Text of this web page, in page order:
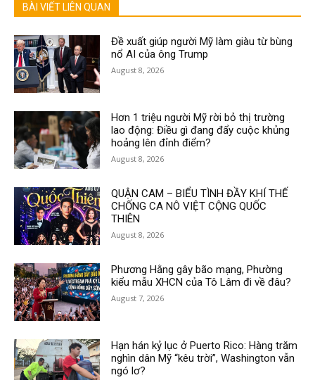
BÀI VIẾT LIÊN QUAN
Đề xuất giúp người Mỹ làm giàu từ bùng
nổ AI của ông Trump
August 8, 2026
Hơn 1 triệu người Mỹ rời bỏ thị trường
lao động: Điều gì đang đẩy cuộc khủng
hoảng lên đỉnh điểm?
August 8, 2026
QUẬN CAM – BIỂU TÌNH ĐẦY KHÍ THẾ
CHỐNG CA NÔ VIỆT CỘNG QUỐC
THIÊN
August 8, 2026
Phương Hằng gây bão mạng, Phường
kiểu mẫu XHCN của Tô Lâm đi về đâu?
August 7, 2026
Hạn hán kỷ lục ở Puerto Rico: Hàng trăm
nghìn dân Mỹ “kêu trời”, Washington vẫn
ngó lơ?